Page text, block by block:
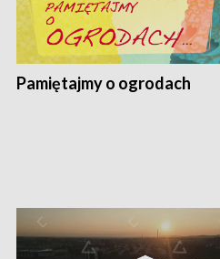
Pamiętajmy o ogrodach